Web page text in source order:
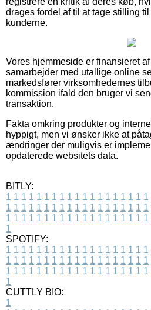
drages fordel af til at tage stilling
kunderne.
Vores hjemmeside er finansieret
samarbejder med utallige online
markedsfører virksomhedernes
kommission ifald den bruger vi
transaktion.
Fakta omkring produkter og
hyppigt, men vi ønsker ikke at
ændringer der muligvis er
opdaterede websitets data.
BITLY:
1 1 1 1 1 1 1 1 1 1 1 1 1 1 1 1 1 1 1
1 1 1 1 1 1 1 1 1 1 1 1 1 1 1 1 1 1 1
1 1 1 1 1 1 1 1 1 1 1 1 1 1 1 1 1 1 1
1
SPOTIFY:
1 1 1 1 1 1 1 1 1 1 1 1 1 1 1 1 1 1 1
1 1 1 1 1 1 1 1 1 1 1 1 1 1 1 1 1 1 1
1 1 1 1 1 1 1 1 1 1 1 1 1 1 1 1 1 1 1
1
CUTTLY BIO:
1